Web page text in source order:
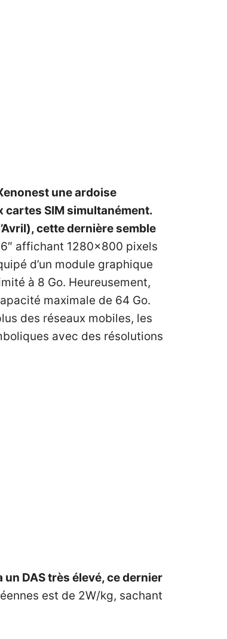
une ardoise
cartes SIM simultanément.
cette dernière semble
affichant 1280×800 pixels
d’un module graphique
à 8 Go. Heureusement,
maximale de 64 Go.
des réseaux mobiles, les
avec des résolutions
DAS très élevé, ce dernier
est de 2W/kg, sachant